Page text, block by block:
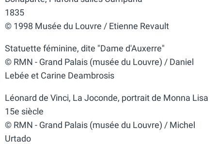
1835
© 1998 Musée du Louvre / Etienne Revault
Statuette féminine, dite "Dame d'Auxerre"
© RMN - Grand Palais (musée du Louvre) / Daniel
Lebée et Carine Deambrosis
Léonard de Vinci, La Joconde, portrait de Monna Lisa
15e siècle
© RMN - Grand Palais (musée du Louvre) / Michel
Urtado